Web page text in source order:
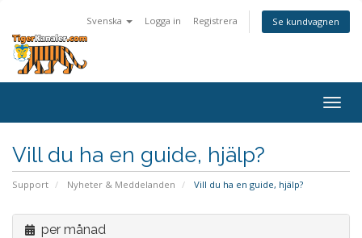
Svenska Logga in Registrera Se kundvagnen
Vill du ha en guide, hjälp?
Support Nyheter & Meddelanden Vill du ha en guide, hjälp?
per månad